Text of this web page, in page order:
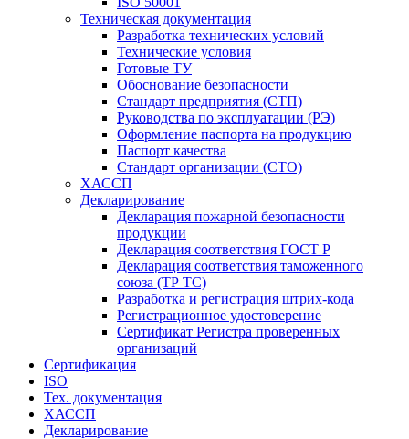
Техническая документация
Разработка технических условий
Технические условия
Готовые ТУ
Обоснование безопасности
Стандарт предприятия (СТП)
Руководства по эксплуатации (РЭ)
Оформление паспорта на продукцию
Паспорт качества
Стандарт организации (СТО)
ХАССП
Декларирование
Декларация пожарной безопасности
продукции
Декларация соответствия ГОСТ Р
Декларация соответствия таможенного
союза (ТР ТС)
Разработка и регистрация штрих-кода
Регистрационное удостоверение
Сертификат Регистра проверенных
организаций
Сертификация
ISO
Тех. документация
ХАССП
Декларирование